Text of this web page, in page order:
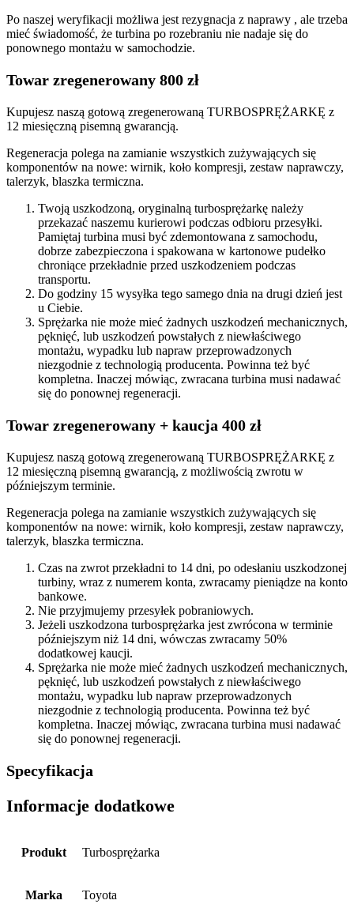
Po naszej weryfikacji możliwa jest rezygnacja z naprawy , ale trzeba
mieć świadomość, że turbina po rozebraniu nie nadaje się do
ponownego montażu w samochodzie.
Towar zregenerowany 800 zł
Kupujesz naszą gotową zregenerowaną TURBOSPRĘŻARKĘ z
12 miesięczną pisemną gwarancją.
Regeneracja polega na zamianie wszystkich zużywających się
komponentów na nowe: wirnik, koło kompresji, zestaw naprawczy,
talerzyk, blaszka termiczna.
Twoją uszkodzoną, oryginalną turbosprężarkę należy
przekazać naszemu kurierowi podczas odbioru przesyłki.
Pamiętaj turbina musi być zdemontowana z samochodu,
dobrze zabezpieczona i spakowana w kartonowe pudełko
chroniące przekładnie przed uszkodzeniem podczas
transportu.
Do godziny 15 wysyłka tego samego dnia na drugi dzień jest
u Ciebie.
Sprężarka nie może mieć żadnych uszkodzeń mechanicznych,
pęknięć, lub uszkodzeń powstałych z niewłaściwego
montażu, wypadku lub napraw przeprowadzonych
niezgodnie z technologią producenta. Powinna też być
kompletna. Inaczej mówiąc, zwracana turbina musi nadawać
się do ponownej regeneracji.
Towar zregenerowany + kaucja 400 zł
Kupujesz naszą gotową zregenerowaną TURBOSPRĘŻARKĘ z
12 miesięczną pisemną gwarancją, z możliwością zwrotu w
późniejszym terminie.
Regeneracja polega na zamianie wszystkich zużywających się
komponentów na nowe: wirnik, koło kompresji, zestaw naprawczy,
talerzyk, blaszka termiczna.
Czas na zwrot przekładni to 14 dni, po odesłaniu uszkodzonej
turbiny, wraz z numerem konta, zwracamy pieniądze na konto
bankowe.
Nie przyjmujemy przesyłek pobraniowych.
Jeżeli uszkodzona turbosprężarka jest zwrócona w terminie
późniejszym niż 14 dni, wówczas zwracamy 50%
dodatkowej kaucji.
Sprężarka nie może mieć żadnych uszkodzeń mechanicznych,
pęknięć, lub uszkodzeń powstałych z niewłaściwego
montażu, wypadku lub napraw przeprowadzonych
niezgodnie z technologią producenta. Powinna też być
kompletna. Inaczej mówiąc, zwracana turbina musi nadawać
się do ponownej regeneracji.
Specyfikacja
Informacje dodatkowe
Produkt Turbosprężarka
Marka Toyota